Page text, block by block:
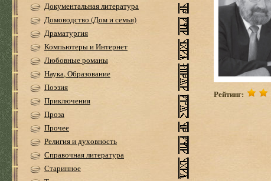
Документальная литература
Домоводство (Дом и семья)
Драматургия
Компьютеры и Интернет
Любовные романы
Наука, Образование
Поэзия
Приключения
Проза
Прочее
Религия и духовность
Справочная литература
Старинное
Рейтинг: